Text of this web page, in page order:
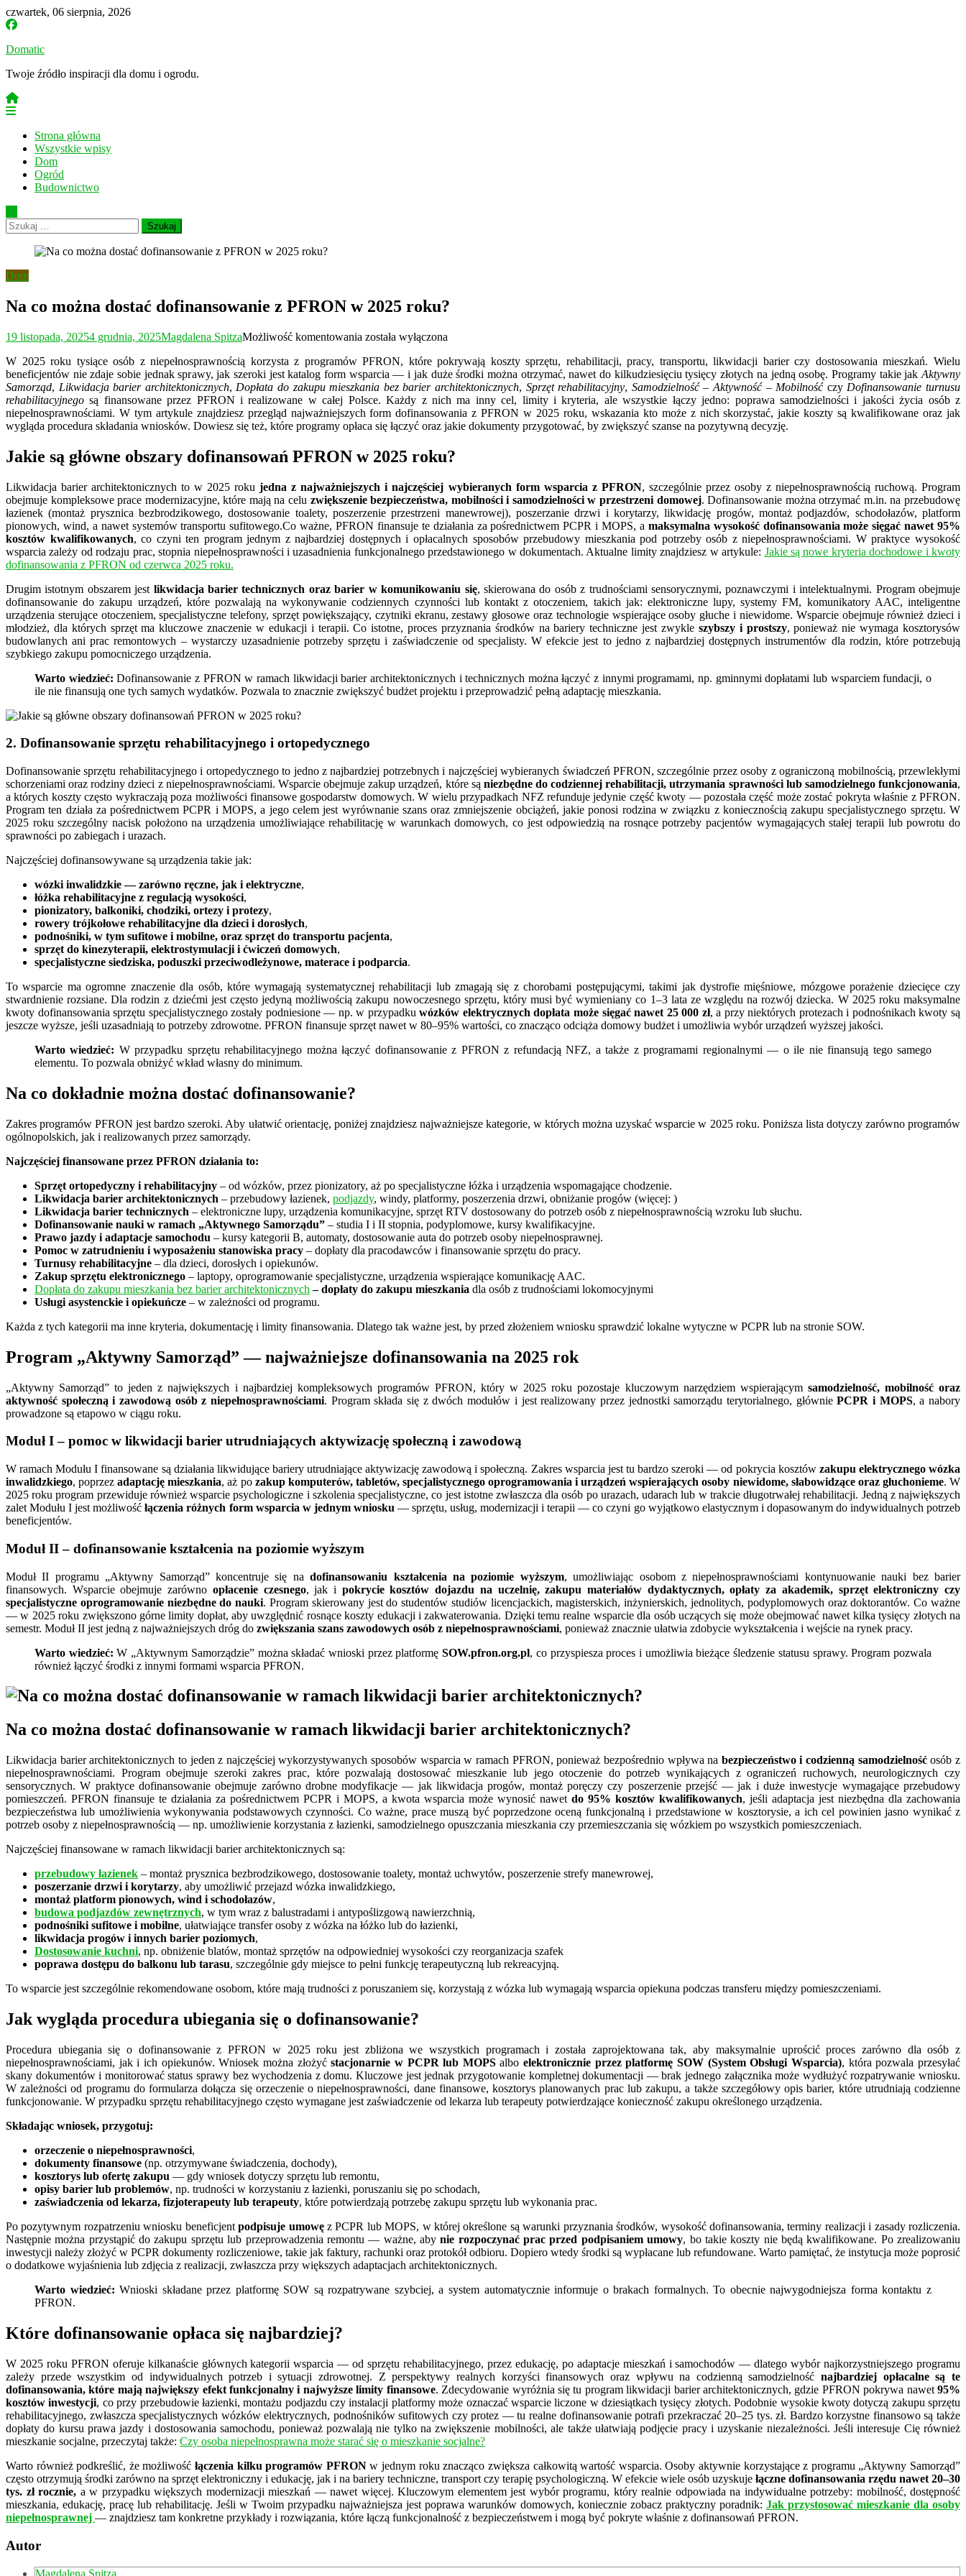
Skip
to
czwartek, 06 sierpnia, 2026
Domatic
Twoje źródło inspiracji dla domu i ogrodu.
Strona główna
Wszystkie wpisy
Dom
Ogród
Budownictwo
Szukaj:
Dom
Na co można dostać dofinansowanie z PFRON w 2025 roku?
19 listopada, 20254 grudnia, 2025Magdalena SpitzaMożliwość komentowania Na
można
dostać
dofinansowanie
z
PFRON
w
roku?
została wyłączona
W 2025 roku tysiące osób z niepełnosprawnością korzysta z programów PFRON, które pokrywają koszty sprzętu, rehabilitacji, pracy, transportu, likwidacji barier czy dostosowania mieszkań. Wielu
beneficjentów nie zdaje sobie jednak sprawy, jak szeroki jest katalog form wsparcia — i jak duże środki można otrzymać, nawet do kilkudziesięciu tysięcy złotych na jedną osobę. Programy takie jak Aktywny
Samorząd, Likwidacja barier architektonicznych, Dopłata do zakupu mieszkania bez barier architektonicznych, Sprzęt rehabilitacyjny, Samodzielność – Aktywność – Mobilnośćczy Dofinansowanie turnusu
rehabilitacyjnego są finansowane przez PFRON i realizowane w całej Polsce. Każdy z nich ma inny cel, limity i kryteria, ale wszystkie łączy jedno: poprawa samodzielności i jakości życia osób z
niepełnosprawnościami. W tym artykule znajdziesz przegląd najważniejszych form dofinansowania z PFRON w 2025 roku, wskazania kto może z nich skorzystać, jakie koszty są kwalifikowane oraz jak
wygląda procedura składania wniosków. Dowiesz się też, które programy opłaca się łączyć oraz jakie dokumenty przygotować, by zwiększyć szanse na pozytywną decyzję.
Jakie są główne obszary dofinansowań PFRON w 2025 roku?
Likwidacja barier architektonicznych to w 2025 rokujedna z najważniejszych i najczęściej wybieranych form wsparcia z PFRON, szczególnie przez osoby z niepełnosprawnością ruchową. Program
obejmuje kompleksowe prace modernizacyjne, które mają na celu zwiększenie bezpieczeństwa, mobilności i samodzielności w przestrzeni domowej. Dofinansowanie można otrzymać m.in. na przebudowę
łazienek (montaż prysznica bezbrodzikowego, dostosowanie toalety, poszerzenie przestrzeni manewrowej), poszerzanie drzwi i korytarzy, likwidację progów, montaż podjazdów, schodołazów, platform
pionowych, wind, a nawet systemów transportu sufitowego.Co ważne, PFRON finansuje te działania za pośrednictwem PCPR i MOPS, a maksymalna wysokość dofinansowania może sięgać nawet 95%
kosztów kwalifikowanych, co czyni ten program jednym z najbardziej dostępnych i opłacalnych sposobów przebudowy mieszkania pod potrzeby osób z niepełnosprawnościami. W praktyce wysokość
wsparcia zależy od rodzaju prac, stopnia niepełnosprawności i uzasadnienia funkcjonalnego przedstawionego w dokumentach. Aktualne limity znajdziesz w artykule: Jakie są nowe kryteria dochodowe i kwoty
dofinansowania z PFRON od czerwca 2025 roku.
Drugim istotnym obszarem jest likwidacja barier technicznych oraz barier w komunikowaniu się, skierowana do osób z trudnościami sensorycznymi, poznawczymi i intelektualnymi. Program obejmuje
dofinansowanie do zakupu urządzeń, które pozwalają na wykonywanie codziennych czynności lub kontakt z otoczeniem, takich jak: elektroniczne lupy, systemy FM, komunikatory AAC, inteligentne
urządzenia sterujące otoczeniem, specjalistyczne telefony, sprzęt powiększający, czytniki ekranu, zestawy głosowe oraz technologie wspierające osoby głuche i niewidome. Wsparcie obejmuje również dzieci i
młodzież, dla których sprzęt ma kluczowe znaczenie w edukacji i terapii. Co istotne, proces przyznania środków na bariery techniczne jest zwykle szybszy i prostszy, ponieważ nie wymaga kosztorysów
budowlanych ani prac remontowych – wystarczy uzasadnienie potrzeby sprzętu i zaświadczenie od specjalisty. W efekcie jest to jedno z najbardziej dostępnych instrumentów dla rodzin, które potrzebują
szybkiego zakupu pomocniczego urządzenia.
Warto wiedzieć:Dofinansowanie z PFRON w ramach likwidacji barier architektonicznych i technicznych można łączyć z innymi programami, np. gminnymi dopłatami lub wsparciem fundacji, o
ile nie finansują one tych samych wydatków. Pozwala to znacznie zwiększyć budżet projektu i przeprowadzić pełną adaptację mieszkania.
2. Dofinansowanie sprzętu rehabilitacyjnego i ortopedycznego
Dofinansowanie sprzętu rehabilitacyjnego i ortopedycznego to jedno z najbardziej potrzebnych i najczęściej wybieranych świadczeń PFRON, szczególnie przez osoby z ograniczoną mobilnością, przewlekłymi
schorzeniami oraz rodziny dzieci z niepełnosprawnościami. Wsparcie obejmuje zakup urządzeń, które są niezbędne do codziennej rehabilitacji, utrzymania sprawności lub samodzielnego funkcjonowania,
a których koszty często wykraczają poza możliwości finansowe gospodarstw domowych. W wielu przypadkach NFZ refunduje jedynie część kwoty — pozostała część może zostać pokryta właśnie z PFRON.
Program ten działa za pośrednictwem PCPR i MOPS, a jego celem jest wyrównanie szans oraz zmniejszenie obciążeń, jakie ponosi rodzina w związku z koniecznością zakupu specjalistycznego sprzętu. W
2025 roku szczególny nacisk położono na urządzenia umożliwiające rehabilitację w warunkach domowych, co jest odpowiedzią na rosnące potrzeby pacjentów wymagających stałej terapii lub powrotu do
sprawności po zabiegach i urazach.
Najczęściej dofinansowywane są urządzenia takie jak:
wózki inwalidzkie — zarówno ręczne, jak i elektryczne,
łóżka rehabilitacyjne z regulacją wysokości,
pionizatory, balkoniki, chodziki, ortezy i protezy,
rowery trójkołowe rehabilitacyjne dla dzieci i dorosłych,
podnośniki, w tym sufitowe i mobilne, oraz sprzęt do transportu pacjenta,
sprzęt do kinezyterapii, elektrostymulacji i ćwiczeń domowych,
specjalistyczne siedziska, poduszki przeciwodleżynowe, materace i podparcia.
To wsparcie ma ogromne znaczenie dla osób, które wymagają systematycznej rehabilitacji lub zmagają się z chorobami postępującymi, takimi jak dystrofie mięśniowe, mózgowe porażenie dziecięce czy
stwardnienie rozsiane. Dla rodzin z dziećmi jest często jedyną możliwością zakupu nowoczesnego sprzętu, który musi być wymieniany co 1–3 lata ze względu na rozwój dziecka. W 2025 roku maksymalne
kwoty dofinansowania sprzętu specjalistycznego zostały podniesione — np. w przypadkuwózków elektrycznych dopłata może sięgać nawet 25 000 zł, a przy niektórych protezach i podnośnikach kwoty są
jeszcze wyższe, jeśli uzasadniają to potrzeby zdrowotne. PFRON finansuje sprzęt nawet w 80–95% wartości, co znacząco odciąża domowy budżet i umożliwia wybór urządzeń wyższej jakości.
Warto wiedzieć: W przypadku sprzętu rehabilitacyjnego można łączyć dofinansowanie z PFRON z refundacją NFZ, a także z programami regionalnymi — o ile nie finansują tego samego
elementu. To pozwala obniżyć wkład własny do minimum.
Na co dokładnie można dostać dofinansowanie?
Zakres programów PFRON jest bardzo szeroki. Aby ułatwić orientację, poniżej znajdziesz najważniejsze kategorie, w których można uzyskać wsparcie w 2025 roku. Poniższa lista dotyczy zarówno programów
ogólnopolskich, jak i realizowanych przez samorządy.
Najczęściej finansowane przez PFRON działania to:
Sprzęt ortopedyczny i rehabilitacyjny – od wózków, przez pionizatory, aż po specjalistyczne łóżka i urządzenia wspomagające chodzenie.
Likwidacja barier architektonicznych – przebudowy łazienek, podjazdy, windy, platformy, poszerzenia drzwi, obniżanie progów (więcej: )
Likwidacja barier technicznych – elektroniczne lupy, urządzenia komunikacyjne, sprzęt RTV dostosowany do potrzeb osób z niepełnosprawnością wzroku lub słuchu.
Dofinansowanie nauki w ramach „Aktywnego Samorządu” – studia I i II stopnia, podyplomowe, kursy kwalifikacyjne.
Prawo jazdy i adaptacje samochodu – kursy kategorii B, automaty, dostosowanie auta do potrzeb osoby niepełnosprawnej.
Pomoc w zatrudnieniu i wyposażeniu stanowiska pracy – dopłaty dla pracodawców i finansowanie sprzętu do pracy.
Turnusy rehabilitacyjne – dla dzieci, dorosłych i opiekunów.
Zakup sprzętu elektronicznego – laptopy, oprogramowanie specjalistyczne, urządzenia wspierające komunikację AAC.
Dopłata do zakupu mieszkania bez barier architektonicznych – dopłaty do zakupu mieszkania dla osób z trudnościami lokomocyjnymi
Usługi asystenckie i opiekuńcze – w zależności od programu.
Każda z tych kategorii ma inne kryteria, dokumentację i limity finansowania. Dlatego tak ważne jest, by przed złożeniem wniosku sprawdzić lokalne wytyczne w PCPR lub na stronie SOW.
Program „Aktywny Samorząd” — najważniejsze dofinansowania na 2025 rok
„Aktywny Samorząd” to jeden z największych i najbardziej kompleksowych programów PFRON, który w 2025 roku pozostaje kluczowym narzędziem wspierającym samodzielność, mobilność oraz
aktywność społeczną i zawodową osób z niepełnosprawnościami. Program składa się z dwóch modułów i jest realizowany przez jednostki samorządu terytorialnego, główniePCPR i MOPS, a nabory
prowadzone są etapowo w ciągu roku.
Moduł I – pomoc w likwidacji barier utrudniających aktywizację społeczną i zawodową
W ramach Modułu I finansowane są działania likwidujące bariery utrudniające aktywizację zawodową i społeczną. Zakres wsparcia jest tu bardzo szeroki — od pokrycia kosztów zakupu elektrycznego wózka
inwalidzkiego, poprzezadaptację mieszkania, aż po zakup komputerów, tabletów, specjalistycznego oprogramowania i urządzeń wspierających osoby niewidome, słabowidzące oraz głuchonieme. W
2025 roku program przewiduje również wsparcie psychologiczne i szkolenia specjalistyczne, co jest istotne zwłaszcza dla osób po urazach, udarach lub w trakcie długotrwałej rehabilitacji. Jedną z największych
zalet Modułu I jest możliwośćłączenia różnych form wsparcia w jednym wniosku — sprzętu, usług, modernizacji i terapii — co czyni go wyjątkowo elastycznym i dopasowanym do indywidualnych potrzeb
beneficjentów.
Moduł II – dofinansowanie kształcenia na poziomie wyższym
Moduł II programu „Aktywny Samorząd” koncentruje się nadofinansowaniu kształcenia na poziomie wyższym, umożliwiając osobom z niepełnosprawnościami kontynuowanie nauki bez barier
finansowych. Wsparcie obejmuje zarówno opłacenie czesnego, jak i pokrycie kosztów dojazdu na uczelnię, zakupu materiałów dydaktycznych, opłaty za akademik, sprzęt elektroniczny czy
specjalistyczne oprogramowanie niezbędne do nauki. Program skierowany jest do studentów studiów licencjackich, magisterskich, inżynierskich, jednolitych, podyplomowych oraz doktorantów. Co ważne
— w 2025 roku zwiększono górne limity dopłat, aby uwzględnić rosnące koszty edukacji i zakwaterowania. Dzięki temu realne wsparcie dla osób uczących się może obejmować nawet kilka tysięcy złotych na
semestr. Moduł II jest jedną z najważniejszych dróg do zwiększania szans zawodowych osób z niepełnosprawnościami, ponieważ znacznie ułatwia zdobycie wykształcenia i wejście na rynek pracy.
Warto wiedzieć:W „Aktywnym Samorządzie” można składać wnioski przez platformęSOW.pfron.org.pl, co przyspiesza proces i umożliwia bieżące śledzenie statusu sprawy. Program pozwala
również łączyć środki z innymi formami wsparcia PFRON.
Na co można dostać dofinansowanie w ramach likwidacji barier architektonicznych?
Likwidacja barier architektonicznych to jeden z najczęściej wykorzystywanych sposobów wsparcia w ramach PFRON, ponieważ bezpośrednio wpływa na bezpieczeństwo i codzienną samodzielnośćosób z
niepełnosprawnościami. Program obejmuje szeroki zakres prac, które pozwalają dostosować mieszkanie lub jego otoczenie do potrzeb wynikających z ograniczeń ruchowych, neurologicznych czy
sensorycznych. W praktyce dofinansowanie obejmuje zarówno drobne modyfikacje — jak likwidacja progów, montaż poręczy czy poszerzenie przejść — jak i duże inwestycje wymagające przebudowy
pomieszczeń. PFRON finansuje te działania za pośrednictwem PCPR i MOPS, a kwota wsparcia może wynosić nawet do 95% kosztów kwalifikowanych, jeśli adaptacja jest niezbędna dla zachowania
bezpieczeństwa lub umożliwienia wykonywania podstawowych czynności. Co ważne, prace muszą być poprzedzone oceną funkcjonalną i przedstawione w kosztorysie, a ich cel powinien jasno wynikać z
potrzeb osoby z niepełnosprawnością — np. umożliwienie korzystania z łazienki, samodzielnego opuszczania mieszkania czy przemieszczania się wózkiem po wszystkich pomieszczeniach.
Najczęściej finansowane w ramach likwidacji barier architektonicznych są:
przebudowy łazienek – montaż prysznica bezbrodzikowego, dostosowanie toalety, montaż uchwytów, poszerzenie strefy manewrowej,
poszerzanie drzwi i korytarzy, aby umożliwić przejazd wózka inwalidzkiego,
montaż platform pionowych, wind i schodołazów,
budowa podjazdów zewnętrznych, w tym wraz z balustradami i antypoślizgową nawierzchnią,
podnośniki sufitowe i mobilne, ułatwiające transfer osoby z wózka na łóżko lub do łazienki,
likwidacja progów i innych barier poziomych,
Dostosowanie kuchni, np. obniżenie blatów, montaż sprzętów na odpowiedniej wysokości czy reorganizacja szafek
poprawa dostępu do balkonu lub tarasu, szczególnie gdy miejsce to pełni funkcję terapeutyczną lub rekreacyjną.
To wsparcie jest szczególnie rekomendowane osobom, które mają trudności z poruszaniem się, korzystają z wózka lub wymagają wsparcia opiekuna podczas transferu między pomieszczeniami.
Jak wygląda procedura ubiegania się o dofinansowanie?
Procedura ubiegania się o dofinansowanie z PFRON w 2025 roku jest zbliżona we wszystkich programach i została zaprojektowana tak, aby maksymalnie uprościć proces zarówno dla osób z
niepełnosprawnościami, jak i ich opiekunów. Wniosek można złożyćstacjonarnie w PCPR lub MOPSalboelektronicznie przez platformę SOW (System Obsługi Wsparcia), która pozwala przesyłać
skany dokumentów i monitorować status sprawy bez wychodzenia z domu. Kluczowe jest jednak przygotowanie kompletnej dokumentacji — brak jednego załącznika może wydłużyć rozpatrywanie wniosku.
W zależności od programu do formularza dołącza się orzeczenie o niepełnosprawności, dane finansowe, kosztorys planowanych prac lub zakupu, a także szczegółowy opis barier, które utrudniają codzienne
funkcjonowanie. W przypadku sprzętu rehabilitacyjnego często wymagane jest zaświadczenie od lekarza lub terapeuty potwierdzające konieczność zakupu określonego urządzenia.
Składając wniosek, przygotuj:
orzeczenie o niepełnosprawności,
dokumenty finansowe (np. otrzymywane świadczenia, dochody),
kosztorys lub ofertę zakupu — gdy wniosek dotyczy sprzętu lub remontu,
opisy barier lub problemów, np. trudności w korzystaniu z łazienki, poruszaniu się po schodach,
zaświadczenia od lekarza, fizjoterapeuty lub terapeuty, które potwierdzają potrzebę zakupu sprzętu lub wykonania prac.
Po pozytywnym rozpatrzeniu wniosku beneficjentpodpisuje umowęz PCPR lub MOPS, w której określone są warunki przyznania środków, wysokość dofinansowania, terminy realizacji i zasady rozliczenia.
Następnie można przystąpić do zakupu sprzętu lub przeprowadzenia remontu — ważne, abynie rozpoczynać prac przed podpisaniem umowy, bo takie koszty nie będą kwalifikowane. Po zrealizowaniu
inwestycji należy złożyć w PCPR dokumenty rozliczeniowe, takie jak faktury, rachunki oraz protokół odbioru. Dopiero wtedy środki są wypłacane lub refundowane. Warto pamiętać, że instytucja może poprosić
o dodatkowe wyjaśnienia lub zdjęcia z realizacji, zwłaszcza przy większych adaptacjach architektonicznych.
Warto wiedzieć:Wnioski składane przez platformę SOW są rozpatrywane szybciej, a system automatycznie informuje o brakach formalnych. To obecnie najwygodniejsza forma kontaktu z
PFRON.
Które dofinansowanie opłaca się najbardziej?
W 2025 roku PFRON oferuje kilkanaście głównych kategorii wsparcia — od sprzętu rehabilitacyjnego, przez edukację, po adaptacje mieszkań i samochodów — dlatego wybór najkorzystniejszego programu
zależy przede wszystkim od indywidualnych potrzeb i sytuacji zdrowotnej. Z perspektywy realnych korzyści finansowych oraz wpływu na codzienną samodzielnośćnajbardziej opłacalne są te
dofinansowania, które mają największy efekt funkcjonalny i najwyższe limity finansowe. Zdecydowanie wyróżnia się tu program likwidacji barier architektonicznych, gdzie PFRON pokrywa nawet95%
kosztów inwestycji, co przy przebudowie łazienki, montażu podjazdu czy instalacji platformy może oznaczać wsparcie liczone w dziesiątkach tysięcy złotych. Podobnie wysokie kwoty dotyczą zakupu sprzętu
rehabilitacyjnego, zwłaszcza specjalistycznych wózków elektrycznych, podnośników sufitowych czy protez — tu realne dofinansowanie potrafi przekraczać 20–25 tys. zł. Bardzo korzystne finansowo są także
dopłaty do kursu prawa jazdy i dostosowania samochodu, ponieważ pozwalają nie tylko na zwiększenie mobilności, ale także ułatwiają podjęcie pracy i uzyskanie niezależności. Jeśli interesuje Cię również
mieszkanie socjalne, przeczytaj także: Czy osoba niepełnosprawna może starać się o mieszkanie socjalne?
Warto również podkreślić, że możliwośćłączenia kilku programów PFRONw jednym roku znacząco zwiększa całkowitą wartość wsparcia. Osoby aktywnie korzystające z programu „Aktywny Samorząd”
często otrzymują środki zarówno na sprzęt elektroniczny i edukację, jak i na bariery techniczne, transport czy terapię psychologiczną. W efekcie wiele osób uzyskuje łączne dofinansowania rzędu nawet 20–30
tys. zł rocznie, a w przypadku większych modernizacji mieszkań — nawet więcej. Kluczowym elementem jest wybór programu, który realnie odpowiada na indywidualne potrzeby: mobilność, dostępność
mieszkania, edukację, pracę lub rehabilitację. Jeśli w Twoim przypadku najważniejsza jest poprawa warunków domowych, koniecznie zobacz praktyczny poradnik: Jak przystosować mieszkanie dla osoby
niepełnosprawnej — znajdziesz tam konkretne przykłady i rozwiązania, które łączą funkcjonalność z bezpieczeństwem i mogą być pokryte właśnie z dofinansowań PFRON.
Autor